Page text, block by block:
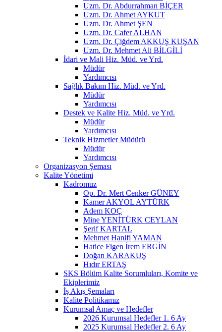
Uzm. Dr. Abdurrahman BİÇER
Uzm. Dr. Ahmet AYKUT
Uzm. Dr. Ahmet ŞEN
Uzm. Dr. Cafer ALHAN
Uzm. Dr. Çiğdem AKKUŞ KUŞAN
Uzm. Dr. Mehmet Ali BİLGİLİ
İdari ve Mali Hiz. Müd. ve Yrd.
Müdür
Yardımcısı
Sağlık Bakım Hiz. Müd. ve Yrd.
Müdür
Yardımcısı
Destek ve Kalite Hiz. Müd. ve Yrd.
Müdür
Yardımcısı
Teknik Hizmetler Müdürü
Müdür
Yardımcısı
Organizasyon Şeması
Kalite Yönetimi
Kadromuz
Op. Dr. Mert Cenker GÜNEY
Kamer AKYOL AYTÜRK
Adem KOÇ
Mine YENİTÜRK CEYLAN
Şerif KARTAL
Mehmet Hanifi YAMAN
Hatice Figen İrem ERGİN
Doğan KARAKUŞ
Hıdır ERTAŞ
SKS Bölüm Kalite Sorumluları, Komite ve
Ekiplerimiz
İş Akış Şemaları
Kalite Politikamız
Kurumsal Amaç ve Hedefler
2026 Kurumsal Hedefler 1. 6 Ay
2025 Kurumsal Hedefler 2. 6 Ay